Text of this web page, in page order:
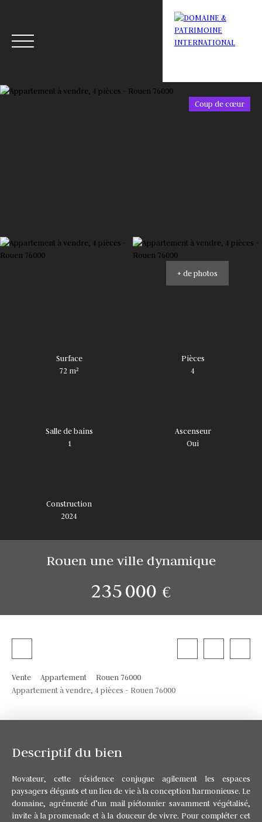
Coup de cœur
+ de photos
Surface
72 m²
Pièces
4
Salle de bains
1
Ascenseur
Oui
Construction
2024
Rouen une ville dynamique
235 000 €
Vente Appartement
Rouen 76000
Appartement à vendre, 4 pièces - Rouen 76000
Descriptif du bien
Novateur, cette résidence conjugue agilement les espaces
paysagers élégants et un lieu de vie à la conception harmonieuse. Le
domaine, agrémenté d’un mail piétonnier savamment végétalisé,
invite à la promenade et à la douceur de vivre. Pour compléter cet